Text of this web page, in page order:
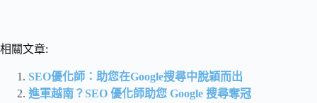
相關文章:
SEO優化師：助您在Google搜尋中脫穎而出
進軍越南？SEO 優化師助您 Google 搜尋奪冠